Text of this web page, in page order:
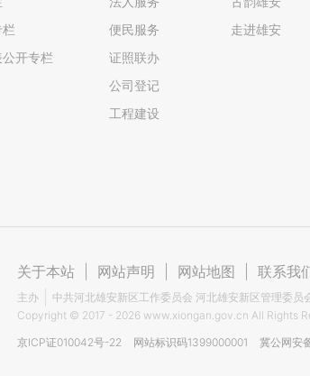
开专栏
便民服务
证照联办
公司登记
工程建设
走进雄安
关于本站 网站声明 网站地图 联系我
主办
中共河北雄安新区工作委员会 河北雄安新区管理委员
Copyright © 2017 - 2026 www.xiongan.gov.cn All Rights
京ICP证010042号-22
网站标识码1399000001 冀公网安